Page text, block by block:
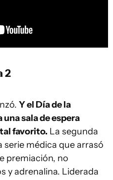
2
Y el Día de la
sala de espera
favorito. La segunda
serie médica que arrasó
premiación, no
y adrenalina. Liderada